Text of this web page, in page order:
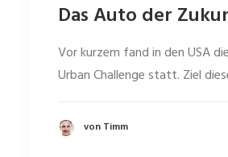
Das Auto der
Vor kurzem fand in den USA
Urban Challenge statt. Ziel
von Timm